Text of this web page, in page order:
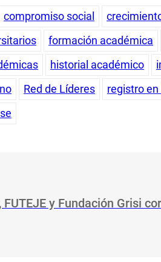
compromiso social
formación académica
historial académico
Red de Líderes registro en
y Fundación Grisi